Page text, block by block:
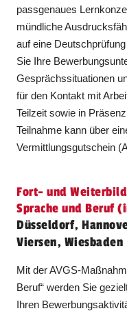
passgenaues
mündliche
auf eine
Sie Ihre
Gesprächssituationen
für den Kontakt mit
Teilzeit sowie in
Teilnahme kann über
Vermittlungsgutschein
Fort- und
Sprache und Beruf
Düsseldorf,
Viersen, Wiesbaden
Mit der AVGS-
Beruf“ werden Sie
Ihren